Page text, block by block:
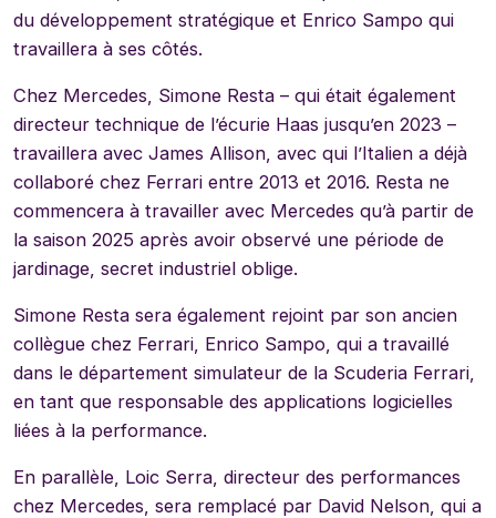
du développement stratégique et Enrico Sampo qui
travaillera à ses côtés.
Chez Mercedes, Simone Resta – qui était également
directeur technique de l’écurie Haas jusqu’en 2023 –
travaillera avec James Allison, avec qui l’Italien a déjà
collaboré chez Ferrari entre 2013 et 2016. Resta ne
commencera à travailler avec Mercedes qu’à partir de
la saison 2025 après avoir observé une période de
jardinage, secret industriel oblige.
Simone Resta sera également rejoint par son ancien
collègue chez Ferrari, Enrico Sampo, qui a travaillé
dans le département simulateur de la Scuderia Ferrari,
en tant que responsable des applications logicielles
liées à la performance.
En parallèle, Loic Serra, directeur des performances
chez Mercedes, sera remplacé par David Nelson, qui a